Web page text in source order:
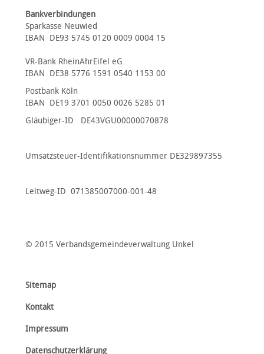
Bankverbindungen
Sparkasse Neuwied
IBAN DE93 5745 0120 0009 0004 15
VR-Bank RheinAhrEifel eG.
IBAN DE38 5776 1591 0540 1153 00
Postbank Köln
IBAN DE19 3701 0050 0026 5285 01
Gläubiger-ID DE43VGU00000070878
Umsatzsteuer-Identifikationsnummer DE329897355
Leitweg-ID 071385007000-001-48
© 2015 Verbandsgemeindeverwaltung Unkel
Sitemap
Kontakt
Impressum
Datenschutzerklärung